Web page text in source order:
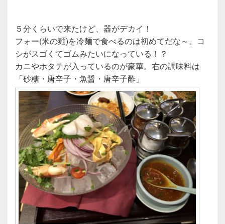
５分くらいで来たけど、器がデカイ！
フォー(米の麺)を冷麺で食べるのは初めてだな～。コ
シがスゴくてゴムみたいになっている！？
カニやホタテが入っているのが豪華。右の調味料は
「砂糖・唐辛子・魚醤・唐辛子酢」